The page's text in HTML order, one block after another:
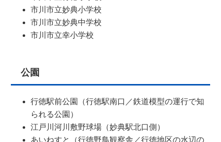
市川市立妙典小学校
市川市立妙典中学校
市川市立幸小学校
公園
行徳駅前公園（行徳駅南口／鉄道模型の運行で知
られる公園）
江戸川河川敷野球場（妙典駅北口側）
あいねすと（行徳野鳥観察舎／行徳地区の水辺の